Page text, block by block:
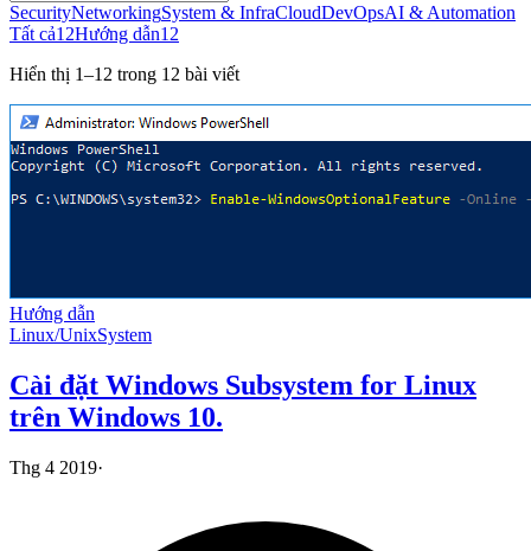
SecurityNetworkingSystem & InfraCloudDevOpsAI & Automation
Tất cả12Hướng dẫn12
Hiển thị 1–12 trong 12 bài viết
Hướng dẫn
Linux/UnixSystem
Cài đặt Windows Subsystem for Linux
trên Windows 10.
Thg 4 2019·